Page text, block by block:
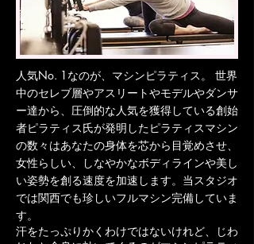
人気No. 1なのが、マシンピラティス。 世界
中のセレブ層やアスリートやモデルやダンサ
ー達から、圧倒的な人気を獲得している創始
者ピラティス氏が発明したピラティスマシン
の数々はあなたの身体を芯から目覚めさせ、
女性らしい、しなやかなボディラインや美し
い姿勢を創る速度を加速します。当スタジオ
では関西でも珍しいフルマシン完備していま
す。
汗をたっぷりかくわけではないけれど、じわ